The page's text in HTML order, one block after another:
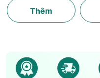
Thêm